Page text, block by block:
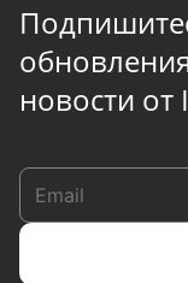
новости от